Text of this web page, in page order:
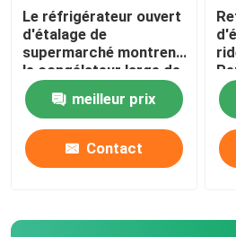
Le réfrigérateur ouvert
d'étalage de
supermarché montrent
le congélateur large de
Cabinet de légume fruit
de 1.25mmeilleur prix
Contact